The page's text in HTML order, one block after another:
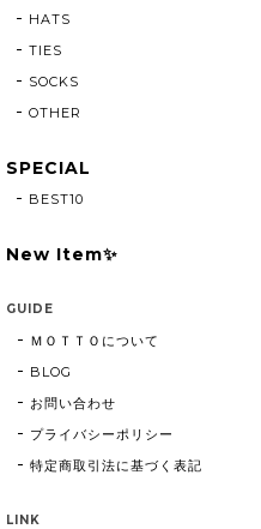
HATS
TIES
SOCKS
OTHER
SPECIAL
BEST10
New Item✨
GUIDE
ＭＯＴＴＯについて
BLOG
お問い合わせ
プライバシーポリシー
特定商取引法に基づく表記
LINK